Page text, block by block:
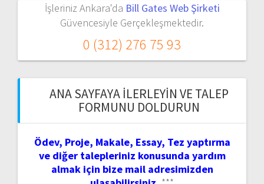
İşleriniz Ankara'da Bill Gates Web Şirketi
Güvencesiyle Gerçekleşmektedir.
0 (312) 276 75 93
ANA SAYFAYA İLERLEYIN VE TALEP
FORMUNU DOLDURUN
Ödev, Proje, Makale, Essay, Tez yaptırma
ve diğer talepleriniz konusunda yardım
almak için bize mail adresimizden